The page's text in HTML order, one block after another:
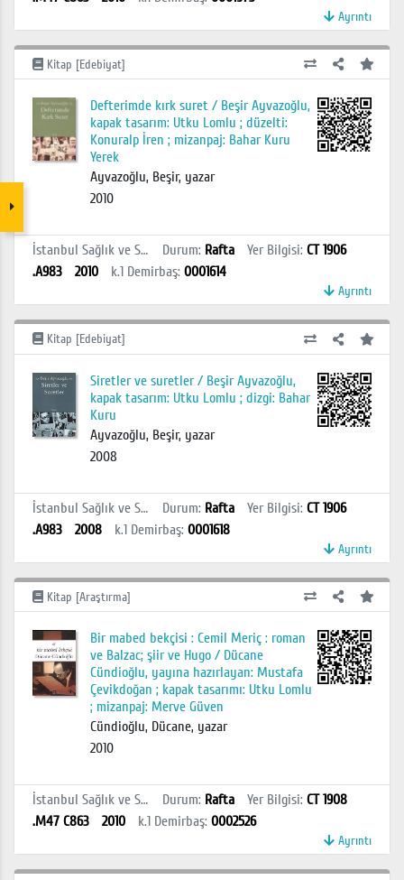
Ayrıntı
Kitap [Edebiyat]
Defterimde kırk suret / Beşir Ayvazoğlu,
kapak tasarım: Utku Lomlu ; düzelti:
Konuralp İren ; mizanpaj: Bahar Kuru
Yerek
Ayvazoğlu, Beşir, yazar
2010
İstanbul Sağlık ve Sosyal Bilimler MYO Kütüphanesi Durum: Rafta Yer Bilgisi: CT 1906
.A983
2010 k.1 Demirbaş: 0001614
Ayrıntı
Kitap [Edebiyat]
Siretler ve suretler / Beşir Ayvazoğlu,
kapak tasarım: Utku Lomlu ; dizgi: Bahar
Kuru
Ayvazoğlu, Beşir, yazar
2008
İstanbul Sağlık ve Sosyal Bilimler MYO Kütüphanesi Durum: Rafta Yer Bilgisi: CT 1906
.A983
2008 k.1 Demirbaş: 0001618
Ayrıntı
Kitap [Araştırma]
Bir mabed bekçisi : Cemil Meriç : roman
ve Balzac; şiir ve Hugo / Dücane
Cündioğlu, yayına hazırlayan: Mustafa
Çevikdoğan ; kapak tasarımı: Utku Lomlu
; mizanpaj: Merve Güven
Cündioğlu, Dücane, yazar
2010
İstanbul Sağlık ve Sosyal Bilimler MYO Kütüphanesi Durum: Rafta Yer Bilgisi: CT 1908
.M47 C863
2010 k.1 Demirbaş: 0002526
Ayrıntı